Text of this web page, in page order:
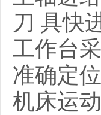
刀 具快
工作台
准确定
机床运